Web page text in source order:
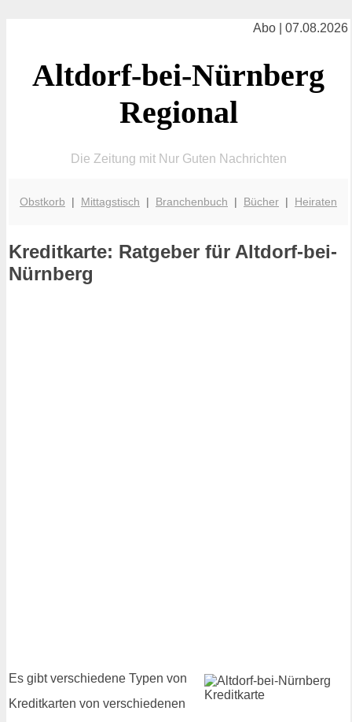
Abo | 07.08.2026
Altdorf-bei-Nürnberg
Regional
Die Zeitung mit Nur Guten Nachrichten
Obstkorb | Mittagstisch | Branchenbuch | Bücher | Heiraten
Kreditkarte: Ratgeber für Altdorf-bei-
Nürnberg
Es gibt verschiedene Typen von
Kreditkarten von verschiedenen